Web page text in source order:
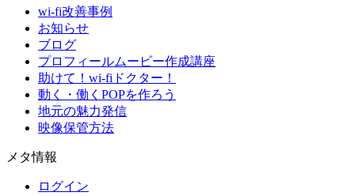
wi-fi改善事例
お知らせ
ブログ
プロフィールムービー作成講座
助けて！wi-fiドクター！
動く・働くPOPを作ろう
地元の魅力発信
映像保管方法
メタ情報
ログイン